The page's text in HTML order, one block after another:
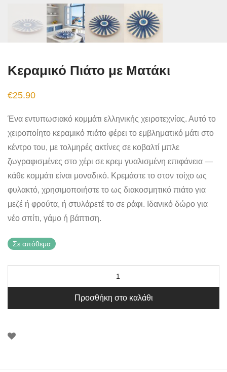
Κεραμικό Πιάτο με Ματάκι
€25.90
Ένα εντυπωσιακό κομμάτι ελληνικής χειροτεχνίας. Αυτό το
χειροποίητο κεραμικό πιάτο φέρει το εμβληματικό μάτι στο
κέντρο του, με τολμηρές ακτίνες σε κοβαλτί μπλε
ζωγραφισμένες στο χέρι σε κρεμ γυαλισμένη επιφάνεια —
κάθε κομμάτι είναι μοναδικό. Κρεμάστε το στον τοίχο ως
φυλακτό, χρησιμοποιήστε το ως διακοσμητικό πιάτο για
μεζέ ή φρούτα, ή στυλάρετέ το σε ράφι. Ιδανικό δώρο για
νέο σπίτι, γάμο ή βάπτιση.
Σε απόθεμα
Προσθήκη στο καλάθι